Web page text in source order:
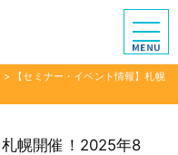
>
【セミナー・イベント情報】札幌
札幌開催！2025年8